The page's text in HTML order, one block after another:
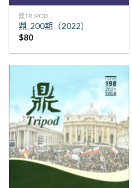
鼎TRIPOD
鼎_200期（2022）
$80